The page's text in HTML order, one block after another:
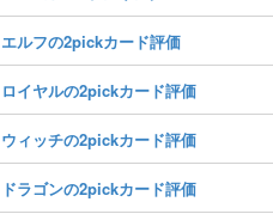
エルフの2pickカード評価
ロイヤルの2pickカード評価
ウィッチの2pickカード評価
ドラゴンの2pickカード評価